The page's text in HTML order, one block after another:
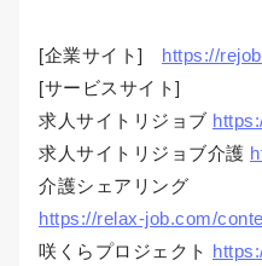
[企業サイト] https://
[サービスサイト]
求人サイトリジョブ
求人サイトリジョブ介護
介護シェアリング
https://relax-job.com/
咲くらプロジェクト